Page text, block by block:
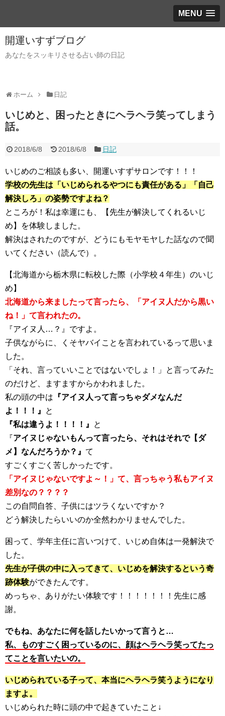
MENU
開運いすずブログ
あなたをスッキリさせる占い師の日記
ホーム 日記
いじめと、困ったときにヘラヘラ笑ってしまう
話。
2018/6/8 2018/6/8 日記
いじめのご相談も多い、開運いすずサロンです！！！
学校の先生は「いじめられるやつにも責任がある」「自己
解決しろ」の姿勢ですよね？
ところが！私は幸運にも、【先生が解決してくれるいじ
め】を体験しました。
解決はされたのですが、どうにもモヤモヤした話なので聞
いてください（読んで）。
【北海道から栃木県に転校した際（小学校４年生）のいじ
め】
北海道から来ましたって言ったら、「アイヌ人だから黒い
ね！」て言われたの。
『アイヌ人…？』ですよ。
子供ながらに、くそヤバイことを言われているって思いま
した。
「それ、言っていいことではないでしょ！」と言ってみた
のだけど、ますますからかわれました。
私の頭の中は 『アイヌ人って言っちゃダメなんだ
よ！！！』
と
『私は違うよ！！！！』
と
『アイヌじゃないもんって言ったら、それはそれで【ダ
メ】なんだろうか？』 て
すごくすごく苦しかったです。
「アイヌじゃないですよ～！」て、言っちゃう私もアイヌ
差別なの？？？？
この自問自答、子供にはツラくないですか？
どう解決したらいいのか全然わかりませんでした。
困って、学年主任に言いつけて、いじめ自体は一発解決で
した。
先生が子供の中に入ってきて、いじめを解決するという奇
跡体験ができたんです。
めっちゃ、ありがたい体験です！！！！！！！先生に感
謝。
でもね、あなたに何を話したいかって言うと…
私、ものすごく困っているのに、顔はヘラヘラ笑ってたっ
てことを言いたいの。
いじめられている子って、本当にヘラヘラ笑うようになり
ますよ。
いじめられた時に頭の中で起きていたこと↓